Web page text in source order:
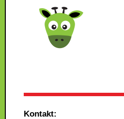
Kontakt: